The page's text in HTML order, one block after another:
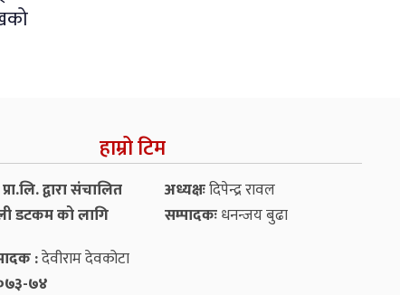
हाम्रो टिम
द्वारा संचालित
डटकम को लागि
अध्यक्षःदिपेन्द्र रावल
सम्पादकःधनन्‍जय बुढा
:देवीराम देवकोटा
७४